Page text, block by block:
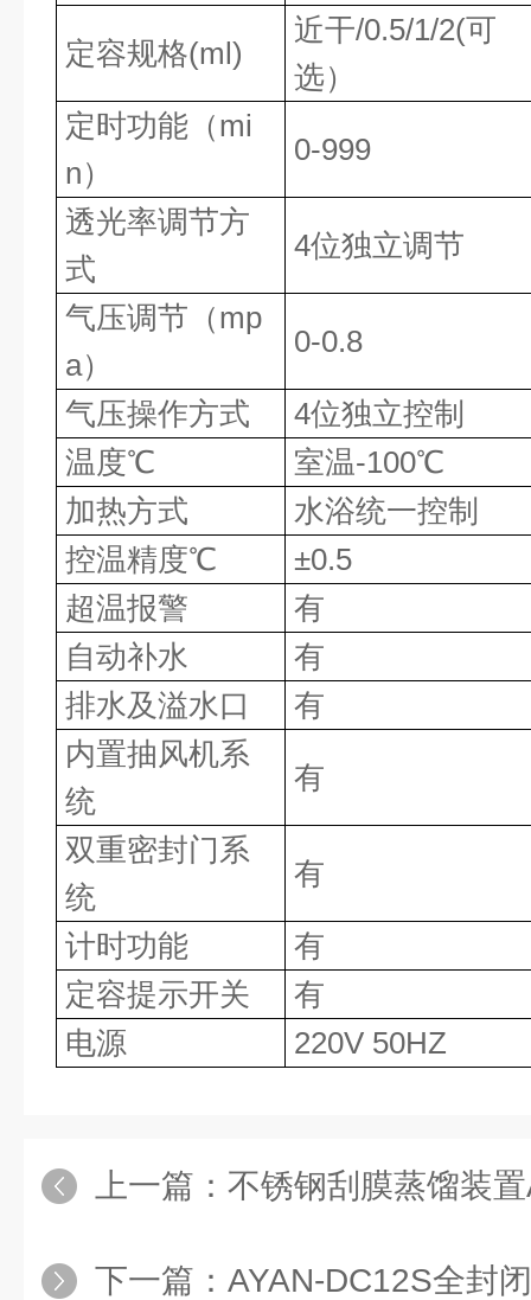
定容规格(ml)
近干/0.5/1/2(可
选）
定时功能（mi
n）
0-999
透光率调节方
式
4位独立调节
气压调节（mp
a）
0-0.8
气压操作方式
4位独立控制
温度℃
室温-100℃
加热方式
水浴统一控制
控温精度℃
±0.5
超温报警
有
自动补水
有
排水及溢水口
有
内置抽风机系
统
有
双重密封门系
统
有
计时功能
有
定容提示开关
有
电源
220V 50HZ
上一篇： 不锈钢刮膜蒸馏装置
下一篇： AYAN-DC12S全封